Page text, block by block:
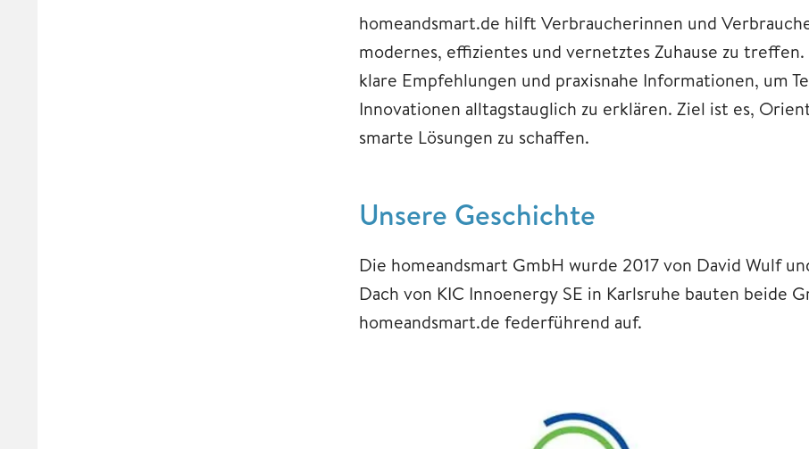
homeandsmart.de hilft Verbraucherinnen und
modernes, effizientes und vernetztes Zuhause zu
klare Empfehlungen und praxisnahe Informationen, um
Innovationen alltagstauglich zu erklären. Ziel ist es,
smarte Lösungen zu schaffen.
Unsere Geschichte
Die homeandsmart GmbH wurde 2017 von David Wulf
Dach von KIC Innoenergy SE in Karlsruhe bauten beide
homeandsmart.de federführend auf.